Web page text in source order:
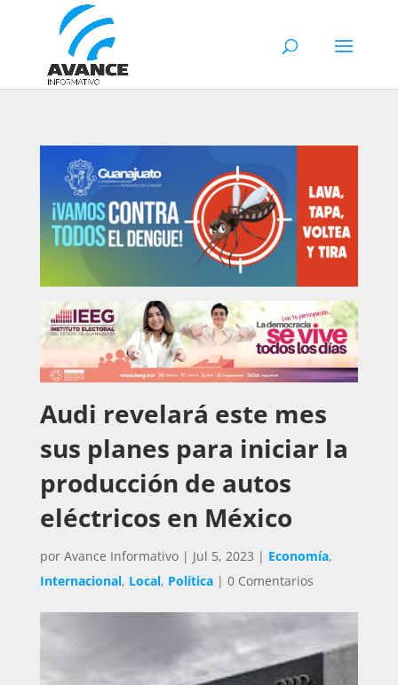
Audi revelará este mes
sus planes para iniciar la
producción de autos
eléctricos en México
por Avance Informativo| Jul 5, 2023 | Economía,
Internacional, Local, Política| 0 Comentarios